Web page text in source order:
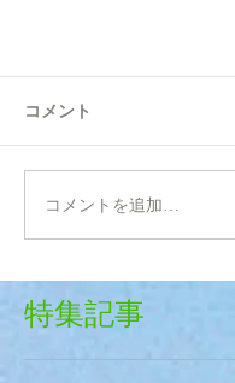
コメント
コメントを追加…
特集記事